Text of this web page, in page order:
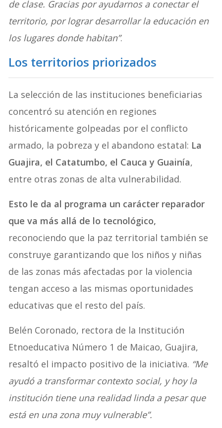
de clase. Gracias por ayudarnos a conectar el
territorio, por lograr desarrollar la educación en
los lugares donde habitan”.
Los territorios priorizados
La selección de las instituciones beneficiarias
concentró su atención en regiones
históricamente golpeadas por el conflicto
armado, la pobreza y el abandono estatal: La
Guajira, el Catatumbo, el Cauca y Guainía,
entre otras zonas de alta vulnerabilidad.
Esto le da al programa un carácter reparador
que va más allá de lo tecnológico,
reconociendo que la paz territorial también se
construye garantizando que los niños y niñas
de las zonas más afectadas por la violencia
tengan acceso a las mismas oportunidades
educativas que el resto del país.
Belén Coronado, rectora de la Institución
Etnoeducativa Número 1 de Maicao, Guajira,
resaltó el impacto positivo de la iniciativa. “Me
ayudó a transformar contexto social, y hoy la
institución tiene una realidad linda a pesar que
está en una zona muy vulnerable”.